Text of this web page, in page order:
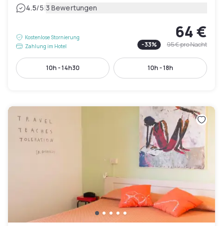
4.5/5|3 Bewertungen
Kostenlose Stornierung
Zahlung im Hotel
64 €
-33% 95 €pro Nacht
10h - 14h30 10h - 18h